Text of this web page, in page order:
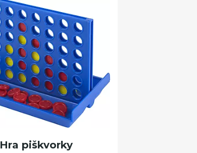
Hra piškvorky